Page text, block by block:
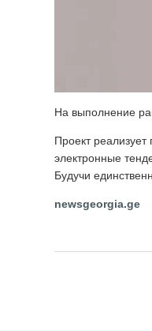
На выполнение
Проект
электронные
Будучи
newsgeorgia.ge